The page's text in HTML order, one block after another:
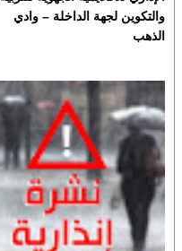
والتكوين لجهة الداخلة – وادي
الذهب